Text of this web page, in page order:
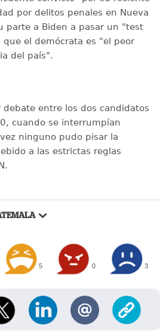
por delitos penales en Nueva
parte a Biden a pasar un "test
el demócrata es "el peor
del país".
entre los dos candidatos
cuando se interrumpían
ninguno pudo pisar la
a las estrictas reglas
5 0 3